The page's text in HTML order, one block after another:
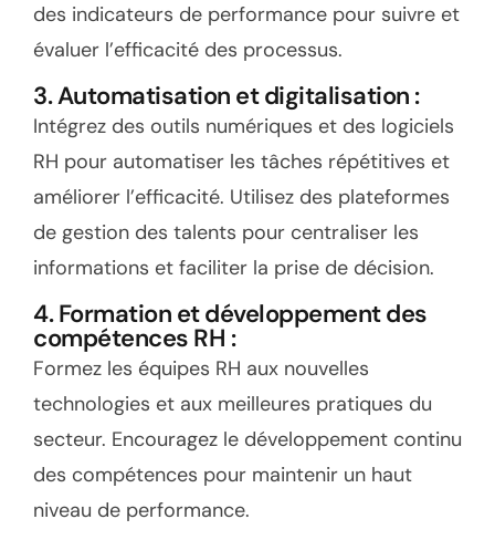
des indicateurs de performance pour suivre et
évaluer l’efficacité des processus.
3. Automatisation et digitalisation :
Intégrez des outils numériques et des logiciels
RH pour automatiser les tâches répétitives et
améliorer l’efficacité. Utilisez des plateformes
de gestion des talents pour centraliser les
informations et faciliter la prise de décision.
4. Formation et développement des
compétences RH :
Formez les équipes RH aux nouvelles
technologies et aux meilleures pratiques du
secteur. Encouragez le développement continu
des compétences pour maintenir un haut
niveau de performance.